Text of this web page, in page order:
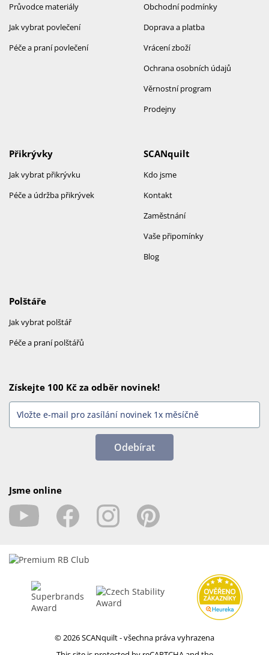
Průvodce materiály
Jak vybrat povlečení
Péče a praní povlečení
Obchodní podmínky
Doprava a platba
Vrácení zboží
Ochrana osobních údajů
Věrnostní program
Prodejny
SCANquilt
Kdo jsme
Kontakt
Zaměstnání
Vaše připomínky
Blog
Přikrývky
Jak vybrat přikrývku
Péče a údržba přikrývek
Polštáře
Jak vybrat polštář
Péče a praní polštářů
Získejte 100 Kč za odběr novinek!
Odebírat
Jsme online
© 2026 SCANquilt - všechna práva vyhrazena